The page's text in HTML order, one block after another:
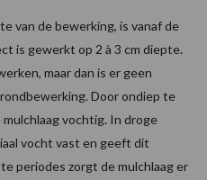
van de bewerking, is vanaf de
is gewerkt op 2 à 3 cm diepte.
maar dan is er geen
Door ondiep te
vochtig. In droge
vocht vast en geeft dit
periodes zorgt de mulchlaag er